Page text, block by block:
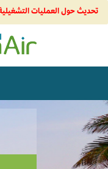
تحديث حول العمليات